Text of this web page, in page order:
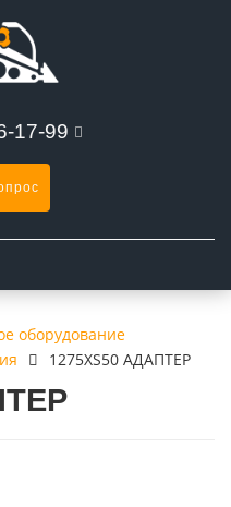
17-99
оборудование
1275XS50 АДАПТЕР